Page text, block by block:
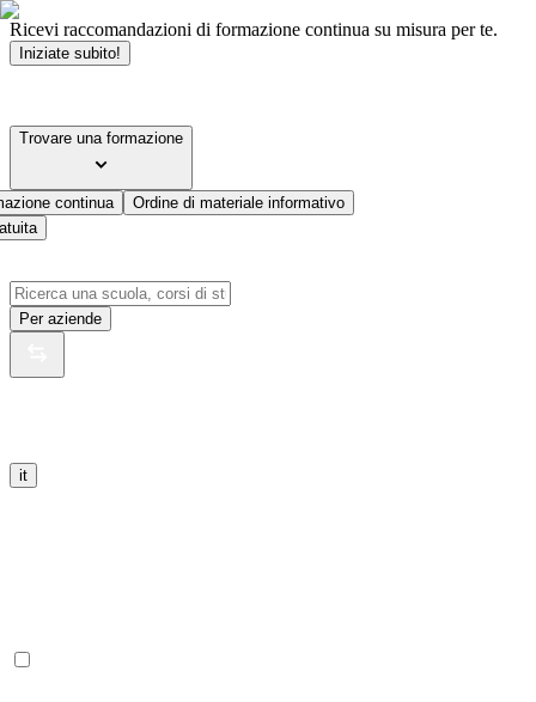
Ricevi raccomandazioni di formazione continua su misura per te.
Iniziate subito!
Trovare una formazione
continua
Ordine di materiale informativo
Per aziende
it